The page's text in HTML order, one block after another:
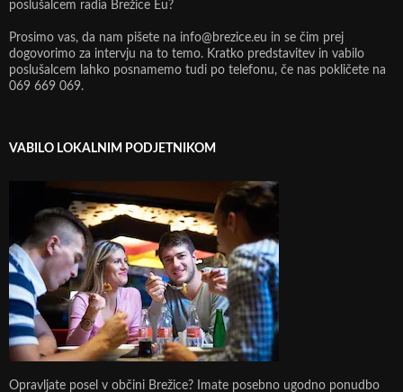
poslušalcem radia Brežice Eu?
Prosimo vas, da nam pišete na info@brezice.eu in se čim prej
dogovorimo za intervju na to temo. Kratko predstavitev in vabilo
poslušalcem lahko posnamemo tudi po telefonu, če nas pokličete na
069 669 069.
VABILO LOKALNIM PODJETNIKOM
Opravljate posel v občini Brežice? Imate posebno ugodno ponudbo